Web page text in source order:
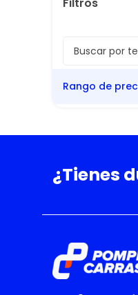
Rango de
¿Tienes